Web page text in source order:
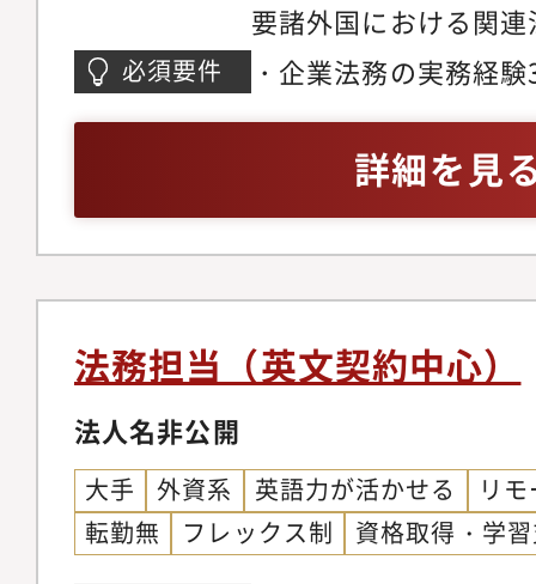
要諸外国における関
集、社内アドバイス
面から支えます。
必須要件
・企業法務の実務経
詳細を見
法務担当（英文契約中心）
法人名非公開
大手 外資系 英語力が活かせる
リ
転勤無
フレックス制 資格取得・学